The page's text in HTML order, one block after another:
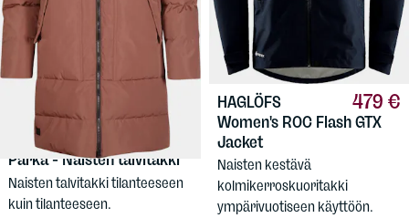
109,90 €
HALTI
Women's Linjat Puffer
Parka - Naisten talvitakki
Naisten talvitakki tilanteeseen
kuin tilanteeseen.
479 €
HAGLÖFS
Women's ROC Flash GTX
Jacket
Naisten kestävä
kolmikerroskuoritakki
ympärivuotiseen käyttöön.